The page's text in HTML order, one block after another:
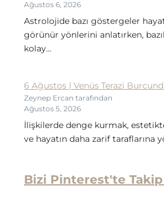
Ağustos 6, 2026
Astrolojide bazı göstergeler
görünür yönlerini anlatırken,
kolay...
6 Ağustos | Venüs Terazi
Zeynep Ercan tarafından
Ağustos 5, 2026
İlişkilerde denge kurmak,
ve hayatın daha zarif taraflarına
Bizi Pinterest'te